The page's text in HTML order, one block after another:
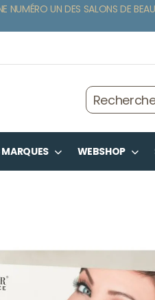
NUMÉRO UN DES SALONS DE
WEBSHOP